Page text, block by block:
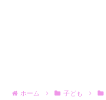
ホーム 子ども